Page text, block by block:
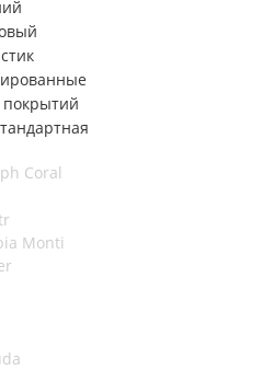
покрытий
Coral
Monti